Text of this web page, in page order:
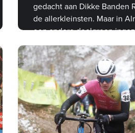
gedacht aan Dikke Banden
de allerkleinsten. Maar in
een andere doelgroep